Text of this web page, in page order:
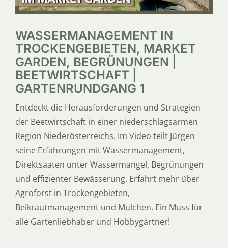
WASSERMANAGEMENT IN
TROCKENGEBIETEN, MARKET
GARDEN, BEGRÜNUNGEN |
BEETWIRTSCHAFT |
GARTENRUNDGANG 1
Entdeckt die Herausforderungen und Strategien
der Beetwirtschaft in einer niederschlagsarmen
Region Niederösterreichs. Im Video teilt Jürgen
seine Erfahrungen mit Wassermanagement,
Direktsaaten unter Wassermangel, Begrünungen
und effizienter Bewässerung. Erfahrt mehr über
Agroforst in Trockengebieten,
Beikrautmanagement und Mulchen. Ein Muss für
alle Gartenliebhaber und Hobbygärtner!